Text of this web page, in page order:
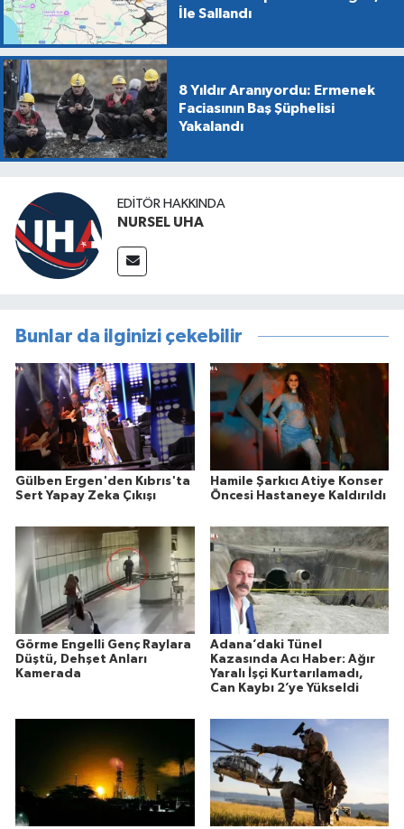
İle Sallandı
8 Yıldır Aranıyordu: Ermenek
Faciasının Baş Şüphelisi
Yakalandı
EDITÖR HAKKINDA
NURSEL UHA
Bunlar da ilginizi çekebilir
Gülben Ergen'den Kıbrıs'ta
Sert Yapay Zeka Çıkışı
Hamile Şarkıcı Atiye Konser
Öncesi Hastaneye Kaldırıldı
Görme Engelli Genç Raylara
Düştü, Dehşet Anları
Kamerada
Adana’daki Tünel
Kazasında Acı Haber: Ağır
Yaralı İşçi Kurtarılamadı,
Can Kaybı 2’ye Yükseldi